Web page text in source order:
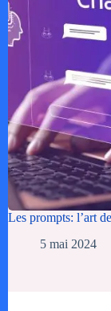
Les prompts: l’art
5 mai 2024